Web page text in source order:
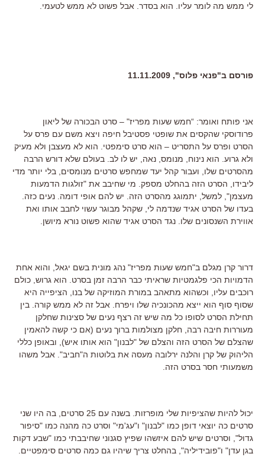
לי ממש מה לומר עליו. הוא בסדר. אבל פשוט לא ממש לטעמי.
פורסם ב"פנאי פלוס", 11.11.2009
אני פותח ואומר: “חמש שעות מפריז" – סרט הבכורה של ליאון
פרודוסקי שהקסים את שופטי פסטיבל חיפה ויצא משם עם פרס על
הסרט ופרס על התסריט – הוא סרט סימפטי. הוא לא מעצבן ולא מעיק
ולא גרוע. הוא נינוח, מנומס, נאה, יש לו לב. בעולם שלא דורש הרבה
מהסרטים שלו, ועבור קהל יעד שמחפש סרטים מנומסים, בלי יותר מדי
ליבידו, הסרט הזה בהחלט מספק. מי שחיבב את "זולגות הדמעות
מעצמן", למשל, יתמוגג מהסרט הזה. יש להם אופי דומה. נעים כזה.
בעדו של הסרט אגיד שנדמה לי, שקהל מבוגר עשוי לחבב אותו ואת
אווירת השנסונים שלו. נגד הסרט אגיד שהוא פשוט נורא מיושן.
דרור קרן מגלם ב"חמש שעות מפריז" נהג מונית בשם יגאל, והוא אחת
הדמויות הכי פלגמטיות שראיתי כבר הרבה זמן בסרט. הוא גרוש, כולם
רוכבים עליו, וכשהוא מתאהב במורת המוזיקה של בנו, הציפייה היא
שסוף סוף הוא ייצא מהכונכיה שלו ויפרח. אבל זה לא ממש קורה. בין
תחילת הסרט לסופו כל מה שיש זה רצף נעים של סצינות שחלקן
מעוררות חיבה רבה, חלקן מצולמות ברוך נעים (אם כי קשה להאמין
שהצלם של הסרט הזה והצלם של "לבנון" הוא אותו איש), ובאופן כללי
הליהוק של קרן והלנה ירלובה מעסה את בלוטות ה"חביב". אבל משהו
משמעותי חסר בסרט הזה.
יכול להיות שהציפיות שלי מופרזות. בשנה עם 25 סרטים, בה היו שני
סרטים כה יוצאי דופן כמו "לבנון" ו"עג'מי" וסרט כה מהנה כמו "סיפור
גדול", וסרטים שיש להם איזשהו שפיץ סגנוני שחיבבתי כמו "שבע דקות
בגן עדן" ו"פובידיליה", בהחלט צריך שיהיו גם כמה סרטים סימפטיים.